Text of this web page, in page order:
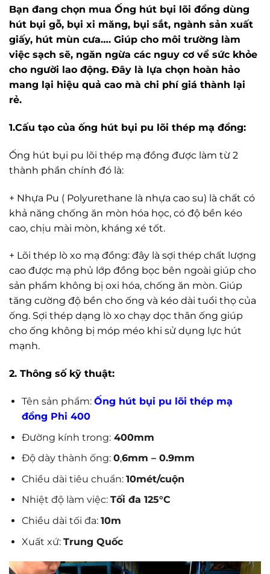
Bạn đang chọn mua Ống hút bụi lõi đồng dùng
hút bụi gỗ, bụi xi măng, bụi sắt, ngành sản xuất
giấy, hút mùn cưa…. Giúp cho môi trường làm
việc sạch sẽ, ngăn ngừa các nguy cơ về sức khỏe
cho người lao động. Đây là lựa chọn hoàn hảo
mang lại hiệu quả cao mà chi phí giá thành lại
rẻ.
1.Cấu tạo của ống hút bụi pu lõi thép mạ đồng:
Ống hút bụi pu lõi thép mạ đồng được làm từ 2
thành phần chính đó là:
+ Nhựa Pu ( Polyurethane là nhựa cao su) là chất có
khả năng chống ăn mòn hóa học, có độ bền kéo
cao, chịu mài mòn, kháng xé tốt.
+ Lõi thép lò xo mạ đồng: đây là sợi thép chất lượng
cao được mạ phủ lớp đồng bọc bên ngoài giúp cho
sản phẩm không bị oxi hóa, chống ăn mòn. Giúp
tăng cường độ bền cho ống và kéo dài tuổi thọ của
ống. Sợi thép dạng lò xo chạy dọc thân ống giúp
cho ống không bị móp méo khi sử dụng lực hút
mạnh.
2. Thông số kỹ thuật:
Tên sản phẩm: Ống hút bụi pu lõi thép mạ
đồng Phi 400
Đường kính trong:400mm
Độ dày thành ống: 0,6mm – 0.9mm
Chiều dài tiêu chuẩn: 10mét/cuộn
Nhiệt độ làm việc: Tối đa 125°C
Chiều dài tối đa: 10m
Xuất xứ: Trung Quốc